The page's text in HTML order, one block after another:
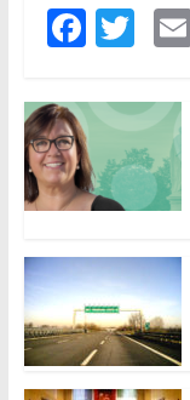
F
e
b
o
o
k
T
itt
er